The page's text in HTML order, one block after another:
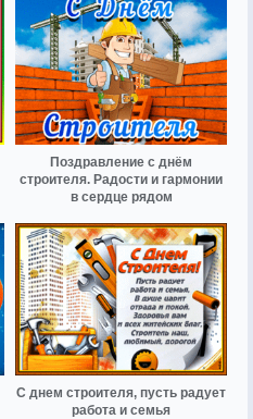
Поздравление с днём
строителя. Радости и гармонии
в сердце рядом
С днем строителя, пусть радует
работа и семья